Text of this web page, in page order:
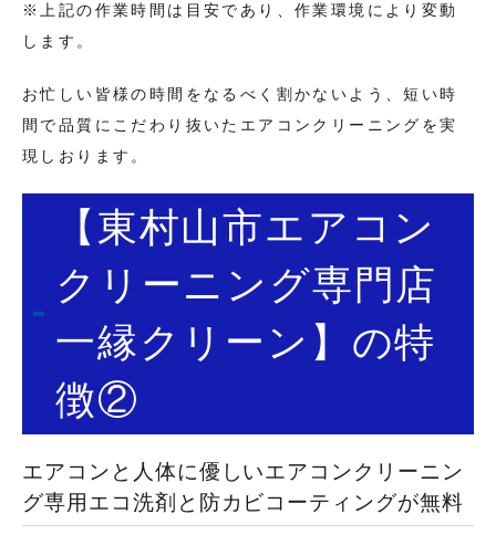
※上記の作業時間は目安であり、作業環境により変動
します。
お忙しい皆様の時間をなるべく割かないよう、短い時
間で品質にこだわり抜いたエアコンクリーニングを実
現しおります。
【東村山市エアコン
クリーニング専門店
一縁クリーン】の特
徴②
エアコンと人体に優しいエアコンクリーニン
グ専用エコ洗剤と防カビコーティングが無料